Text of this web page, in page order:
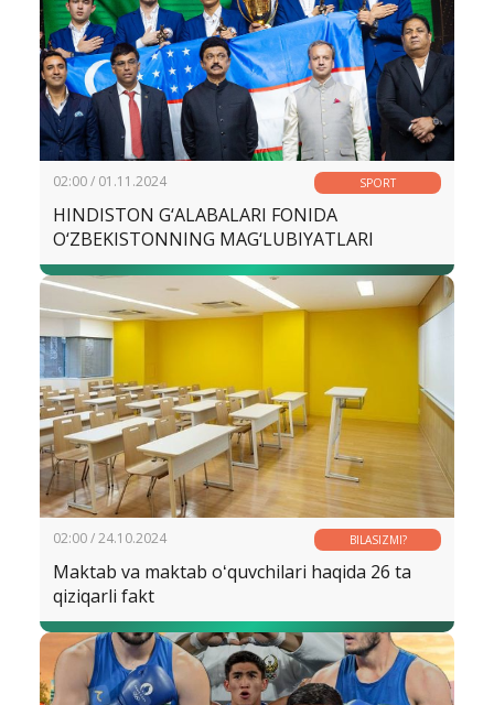
02:00 / 01.11.2024 SPORT
HINDISTON G‘ALABALARI FONIDA
O‘ZBEKISTONNING MAG‘LUBIYATLARI
02:00 / 24.10.2024 BILASIZMI?
Maktab va maktab oʻquvchilari haqida 26 ta
qiziqarli fakt